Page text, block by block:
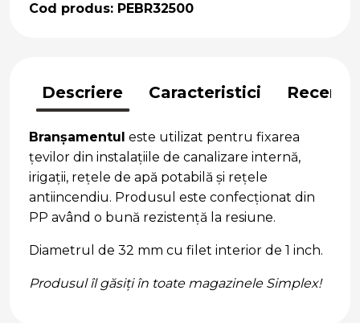
Cod produs: PEBR32500
Descriere Caracteristici
Branșamentul este utilizat pentru fixarea
țevilor din instalațiile de canalizare internă,
irigații, rețele de apă potabilă și rețele
antiincendiu. Produsul este confecționat din
PP având o bună rezistență la resiune.
Diametrul de 32 mm cu filet interior de 1 inch.
Produsul îl găsiți în toate magazinele Simplex!